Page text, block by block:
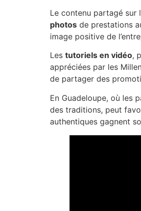
Le contenu partagé sur
photos de prestations
image positive de
Les tutoriels en vidéo,
appréciées par les
de partager des
En Guadeloupe, où les
des traditions, peut
authentiques gagnent